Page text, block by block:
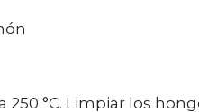
250 °C. Limpiar los